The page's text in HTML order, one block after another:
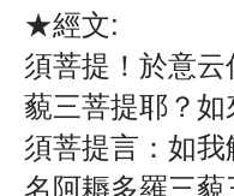
★經文:
須菩提！於意
藐三菩提耶？
須菩提言：如
名阿耨多羅三